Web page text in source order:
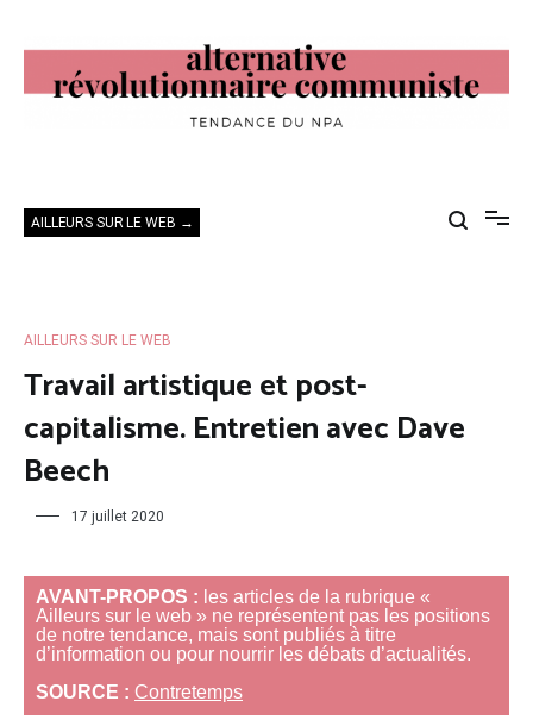
contenu
AILLEURS SUR LE WEB →
AILLEURS SUR LE WEB
Travail artistique et post-
capitalisme. Entretien avec Dave
Beech
17 juillet 2020
AVANT-PROPOS : les articles de la rubrique «
Ailleurs sur le web » ne représentent pas les positions
de notre tendance, mais sont publiés à titre
d’information ou pour nourrir les débats d’actualités.
SOURCE : Contretemps